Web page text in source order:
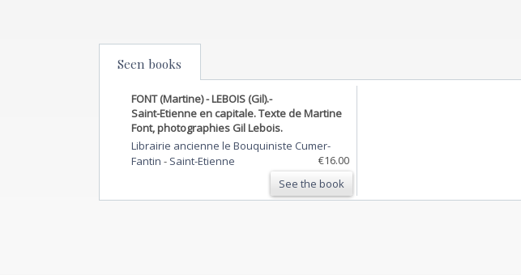
Seen books
FONT (Martine) - LEBOIS (Gil).-
Saint-Etienne en capitale. Texte de Martine
Font, photographies Gil Lebois.
Librairie ancienne le Bouquiniste Cumer-
Fantin - Saint-Etienne
€16.00
See the book